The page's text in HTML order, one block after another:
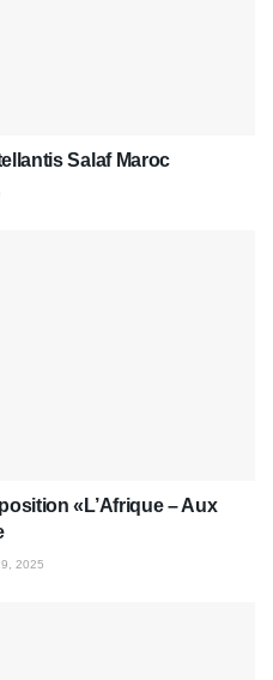
Salaf Maroc
«L’Afrique – Aux
2025